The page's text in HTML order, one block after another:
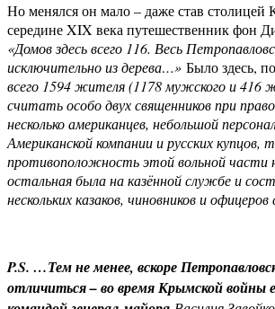
Но менялся он мало – даже став столицей
середине XIX века путешественник фон
«Домов здесь всего 116. Весь
исключительно из дерева…» Было здесь,
всего 1594 жителя (1178 мужского и 416
считать особо двух священников при
несколько американцев, небольшой
Американской компании и русских купцов,
противоположность этой вольной части
остальная была на казённой службе и
нескольких казаков, чиновников и
P.S. …Тем не менее, вскоре
отличиться – во время Крымской войны